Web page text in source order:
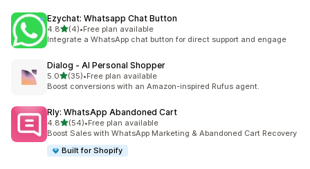
Ezychat: Whatsapp Chat Button
4.8滿分 5 顆星
(4)
共有 4 則評價
•Free plan available
Integrate a WhatsApp chat button for direct support and engage
Dialog ‑ AI Personal Shopper
5.0滿分 5 顆星
(35)
共有 35 則評價
•Free plan available
Boost conversions with an Amazon-inspired Rufus agent.
Rly: WhatsApp Abandoned Cart
4.8滿分 5 顆星
(54)
共有 54 則評價
•Free plan available
Boost Sales with WhatsApp Marketing & Abandoned Cart Recovery
Built for Shopify